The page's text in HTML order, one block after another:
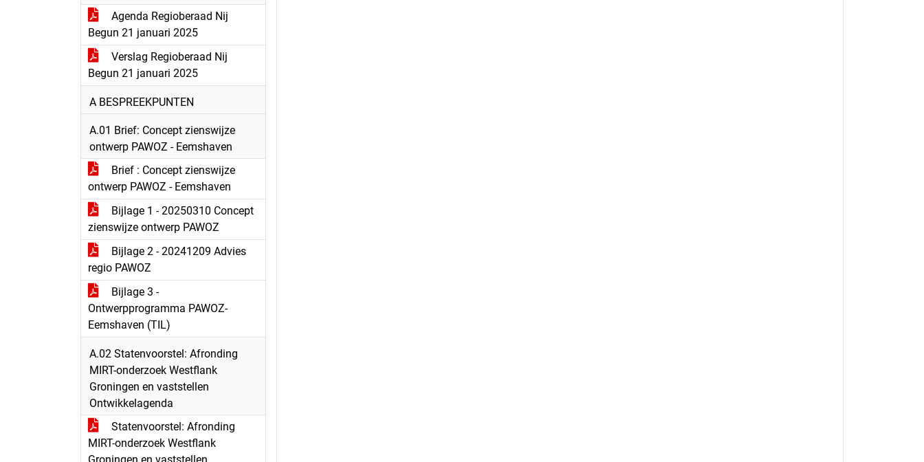
Agenda Regioberaad Nij
Begun 21 januari 2025
Verslag Regioberaad Nij
Begun 21 januari 2025
A BESPREEKPUNTEN
A.01 Brief: Concept zienswijze
ontwerp PAWOZ - Eemshaven
Brief : Concept zienswijze
ontwerp PAWOZ - Eemshaven
Bijlage 1 - 20250310 Concept
zienswijze ontwerp PAWOZ
Bijlage 2 - 20241209 Advies
regio PAWOZ
Bijlage 3 -
Ontwerpprogramma PAWOZ-
Eemshaven (TIL)
A.02 Statenvoorstel: Afronding
MIRT-onderzoek Westflank
Groningen en vaststellen
Ontwikkelagenda
Statenvoorstel: Afronding
MIRT-onderzoek Westflank